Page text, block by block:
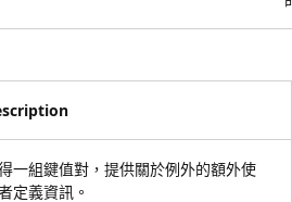
一組鍵值對，提供關於例外的額外使
定義資訊。